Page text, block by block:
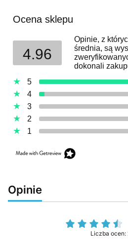
Ocena sklepu
4.96
Opinie, z
średnia, są
dokonali
5
4
3
2
1
Opinie
Liczba ocen: